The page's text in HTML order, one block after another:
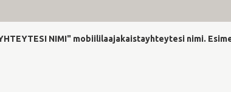
NIMI" mobiililaajakaistayhteytesi nimi.